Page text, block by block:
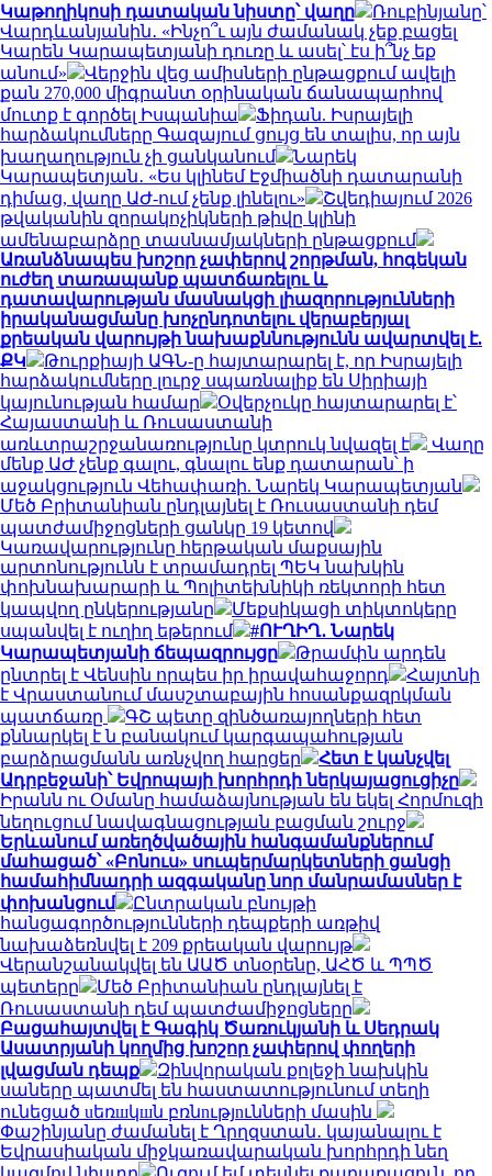
Կաթողիկոսի դատական նիստը՝ վաղը
Ռուբինյանը՝
Վարդևանյանին․ «Ինչո՞ւ այն ժամանակ չեք բացել
Կարեն Կարապետյանի դուռը և ասել՝ էս ի՞նչ եք
անում»
Վերջին վեց ամիսների ընթացքում ավելի
քան 270,000 միգրանտ օրինական ճանապարհով
մուտք է գործել Իսպանիա
Ֆիդան. Իսրայելի
հարձակումները Գազայում ցույց են տալիս, որ այն
խաղաղություն չի ցանկանում
Նարեկ
Կարապետյան․ «Ես կլինեմ Էջմիածնի դատարանի
դիմաց, վաղը ԱԺ-ում չենք լինելու»
Շվեդիայում 2026
թվականին զորակոչիկների թիվը կլինի
ամենաբարձրը տասնամյակների ընթացքում
Առանձնապես խոշոր չափերով շորթման, հոգեկան
ուժեղ տառապանք պատճառելու և
դատավարության մասնակցի լիազորությունների
իրականացմանը խոչընդոտելու վերաբերյալ
քրեական վարույթի նախաքննությունն ավարտվել է.
ՔԿ
Թուրքիայի ԱԳՆ-ը հայտարարել է, որ Իսրայելի
հարձակումները լուրջ սպառնալիք են Սիրիայի
կայունության համար
Օվերչուկը հայտարարել է՝
Հայաստանի և Ռուսաստանի
առևտրաշրջանառությունը կտրուկ նվազել է
Վաղը
մենք ԱԺ չենք գալու, գնալու ենք դատարան՝ ի
աջակցություն Վեհափառի. Նարեկ Կարապետյան
Մեծ Բրիտանիան ընդլայնել է Ռուսաստանի դեմ
պատժամիջոցների ցանկը 19 կետով
Կառավարությունը հերթական մաքսային
արտոնությունն է տրամադրել ՊԵԿ նախկին
փոխնախարարի և Պոլիտեխնիկի ռեկտորի հետ
կապվող ընկերությանը
Մեքսիկացի տիկտոկերը
սպանվել է ուղիղ եթերում
#ՈՒՂԻՂ․ Նարեկ
Կարապետյանի ճեպազրույցը
Թրամփն արդեն
ընտրել է Վենսին որպես իր իրավահաջորդ
Հայտնի
է Վրաստանում մասշտաբային հոսանքազրկման
պատճառը
ԳՇ պետը զինծառայողների հետ
քննարկել է ն բանակում կարգապահության
բարձրացմանն առնչվող հարցեր
Հետ է կանչվել
Ադրբեջանի՝ Եվրոպայի խորհրդի ներկայացուցիչը
Իրանն ու Օմանը համաձայնության են եկել Հորմուզի
նեղուցում նավագնացության բացման շուրջ
Երևանում առեղծվածային հանգամանքներում
մահացած՝ «Բոնուս» սուպերմարկետների ցանցի
համահիմնադրի ազգականը նոր մանրամասներ է
փոխանցում
Ընտրական բնույթի
հանցագործությունների դեպքերի առթիվ
նախաձեռնվել է 209 քրեական վարույթ
Վերանշանակվել են ԱԱԾ տնօրենը, ԱՀԾ և ՊՊԾ
պետերը
Մեծ Բրիտանիան ընդլայնել է
Ռուսաստանի դեմ պատժամիջոցները
Բացահայտվել է Գագիկ Ծառուկյանի և Սեդրակ
Ասատրյանի կողմից խոշոր չափերով փողերի
լվացման դեպք
Զինվորական քոլեջի նախկին
սաները պատմել են հաստատությունում տեղի
ունեցած uեռшկшն բռնnւթյnւնների մասին
Փաշինյանը ժամանել է Ղրղզստան․ կայանալու է
Եվրասիական միջկառավարական խորհրդի նեղ